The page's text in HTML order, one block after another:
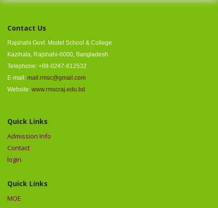
Contact Us
Rajshahi Govt. Model School & College
Kazihata, Rajshahi-6000, Bangladesh.
Telephone: +88-0247-812532
E-mail: mail.rmsc@gmail.com
Website: www.rmscraj.edu.bd
Quick Links
Admission Info
Contact
login
Quick Links
MOE